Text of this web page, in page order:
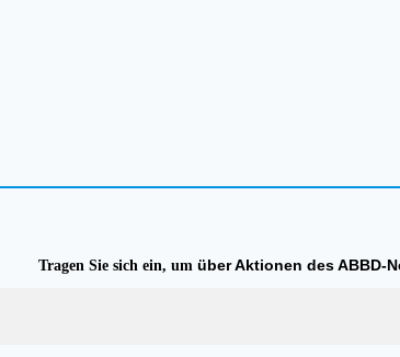
Tragen Sie sich ein, um über Aktionen des ABBD-